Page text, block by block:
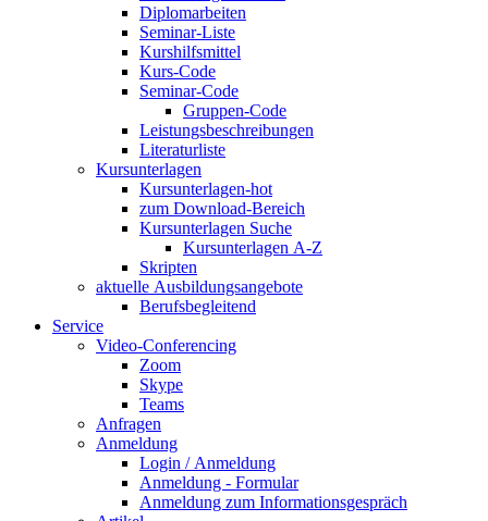
Diplomarbeiten
Seminar-Liste
Kurshilfsmittel
Kurs-Code
Seminar-Code
Gruppen-Code
Leistungsbeschreibungen
Literaturliste
Kursunterlagen
Kursunterlagen-hot
zum Download-Bereich
Kursunterlagen Suche
Kursunterlagen A-Z
Skripten
aktuelle Ausbildungsangebote
Berufsbegleitend
Service
Video-Conferencing
Zoom
Skype
Teams
Anfragen
Anmeldung
Login / Anmeldung
Anmeldung - Formular
Anmeldung zum Informationsgespräch